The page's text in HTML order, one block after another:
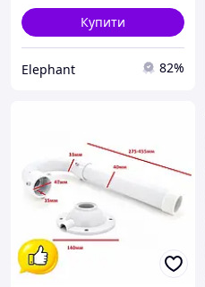
Купити
Elephant 82%